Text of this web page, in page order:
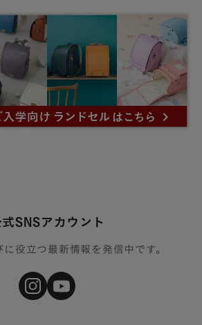
式SNSアカウント
役立つ最新情報を発信中です。